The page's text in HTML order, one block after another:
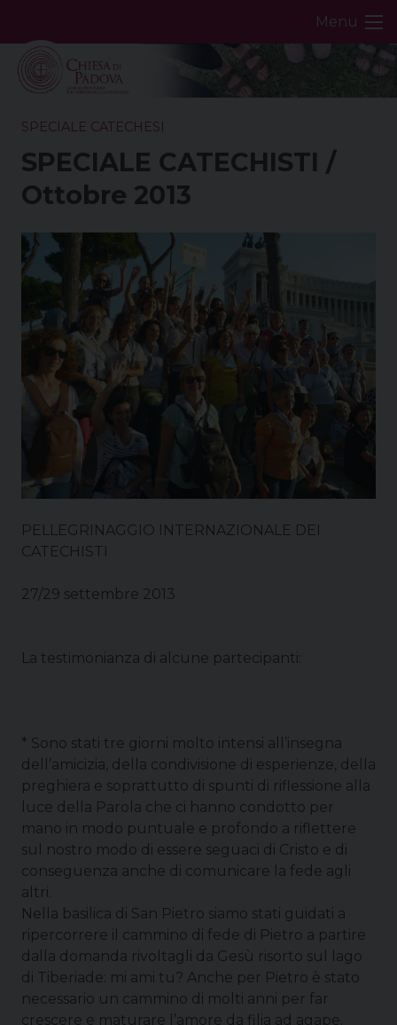
content
Menu
SPECIALE CATECHESI
SPECIALE CATECHISTI /
Ottobre 2013
PELLEGRINAGGIO INTERNAZIONALE DEI
CATECHISTI
27/29 settembre 2013
La testimonianza di alcune partecipanti:
* Sono stati tre giorni molto intensi all’insegna
dell’amicizia, della condivisione di esperienze, della
preghiera e soprattutto di spunti di riflessione alla
luce della Parola che ci hanno condotto per
mano in modo puntuale e profondo a riflettere
sul nostro modo di essere seguaci di Cristo e di
conseguenza anche di comunicare la fede agli
altri.
Nella basilica di San Pietro siamo stati guidati a
ripercorrere il cammino di fede di Pietro a partire
dalla domanda rivoltagli da Gesù risorto sul lago
di Tiberiade: mi ami tu? Anche per Pietro è stato
necessario un cammino di molti anni per far
crescere e maturare l’amore da filia ad agape.